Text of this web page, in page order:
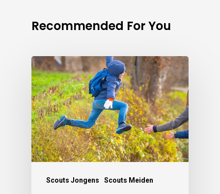
Recommended For You
Scouts Jongens Scouts Meiden